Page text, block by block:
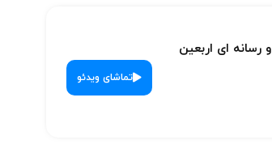
رسانه ای اربعین
تماشای ویدئو